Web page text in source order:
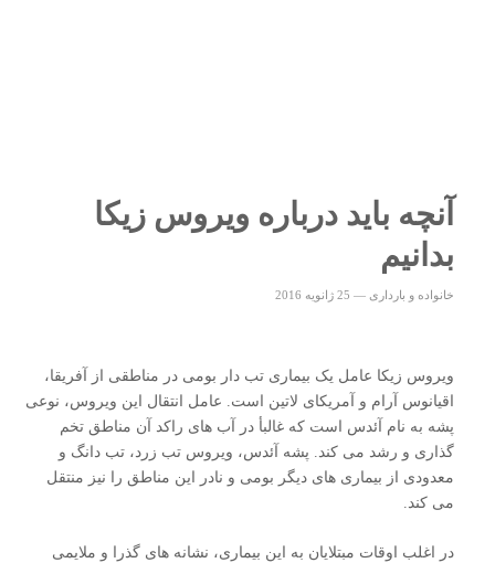
آنچه باید درباره ویروس زیکا
بدانیم
خانواده و بارداری — 25 ژانویه 2016
ویروس زیکا عامل یک بیماری تب دار بومی در مناطقی از آفریقا،
اقیانوس آرام و آمریکای لاتین است. عامل انتقال این ویروس، نوعی
پشه به نام آئدس است که غالبأ در آب های راکد آن مناطق تخم
گذاری و رشد می کند. پشه آئدس، ویروس تب زرد، تب دانگ و
معدودی از بیماری های دیگر بومی و نادر این مناطق را نیز منتقل
می کند.
در اغلب اوقات مبتلایان به این بیماری، نشانه های گذرا و ملایمی